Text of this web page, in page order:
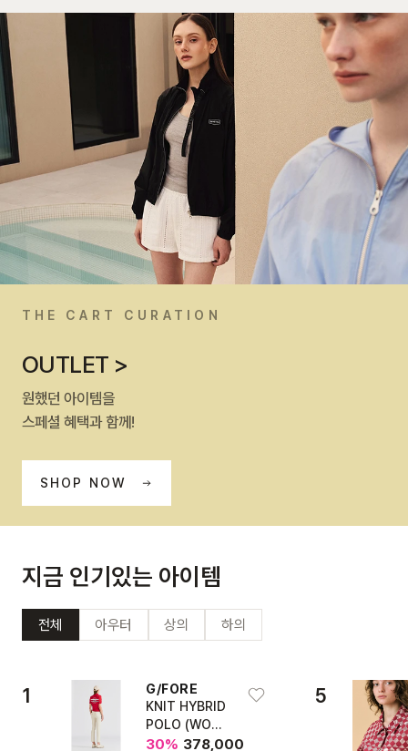
THE CART CURATION
OUTLET >
원했던 아이템을
스페셜 혜택과 함께!
SHOP NOW
지금 인기있는 아이템
전체 아우터 상의 하의
1
G/FORE
KNIT HYBRID
POLO (WOME
N)
30% 378,000
5